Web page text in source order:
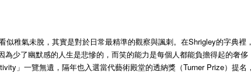
稚氣未脫，其實是對於日常最精準的觀察與諷刺。在Shrigley的字典裡
少了幽默感的人生是悲慘的，而笑的能力是每個人都能負擔得起的奢
」一覽無遺，隔年也入選當代藝術殿堂的透納獎（Turner Prize）提名